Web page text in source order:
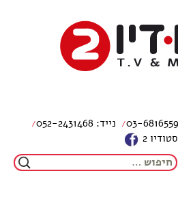
נייד: 052-2431468
סטודיו 2
חיפוש: